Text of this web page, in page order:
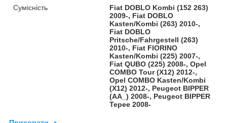
Сумісність
Fiat DOBLO Kombi (152 263)
2009-, Fiat DOBLO
Kasten/Kombi (263) 2010-,
Fiat DOBLO
Pritsche/Fahrgestell (263)
2010-, Fiat FIORINO
Kasten/Kombi (225) 2007-,
Fiat QUBO (225) 2008-, Opel
COMBO Tour (X12) 2012-,
Opel COMBO Kasten/Kombi
(X12) 2012-, Peugeot BIPPER
(AA_) 2008-, Peugeot BIPPER
Tepee 2008-